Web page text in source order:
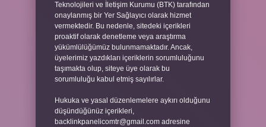
Teknolojileri ve İletişim Kurumu (BTK) tarafından
onaylanmış bir Yer Sağlayıcı olarak hizmet
vermektedir. Bu nedenle, sitedeki içerikleri
proaktif olarak denetleme veya araştırma
yükümlülüğümüz bulunmamaktadır. Ancak,
üyelerimiz yazdıkları içeriklerin sorumluluğunu
taşımakta olup, siteye üye olarak bu
sorumluluğu kabul etmiş sayılırlar.
Hukuka ve yasal düzenlemelere aykırı olduğunu
düşündüğünüz içerikleri,
backlinkpanelicomtr@gmail.com adresine